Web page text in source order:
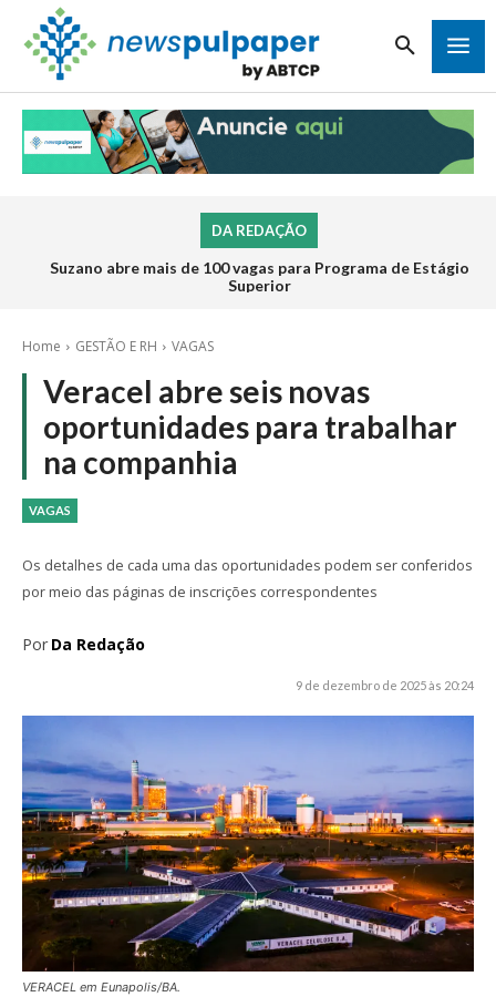
DA REDAÇÃO
Suzano abre mais de 100 vagas para Programa de Estágio
Superior
Home GESTÃO E RH VAGAS
Veracel abre seis novas
oportunidades para trabalhar
na companhia
VAGAS
Os detalhes de cada uma das oportunidades podem ser conferidos
por meio das páginas de inscrições correspondentes
Por Da Redação
9 de dezembro de 2025 às 20:24
VERACEL em Eunapolis/BA.